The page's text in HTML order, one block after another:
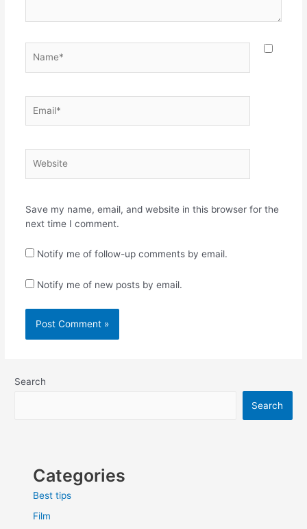
Save my name, email, and website in this browser for the
next time I comment.
Notify me of follow-up comments by email.
Notify me of new posts by email.
Search
Search
Categories
Best tips
Film